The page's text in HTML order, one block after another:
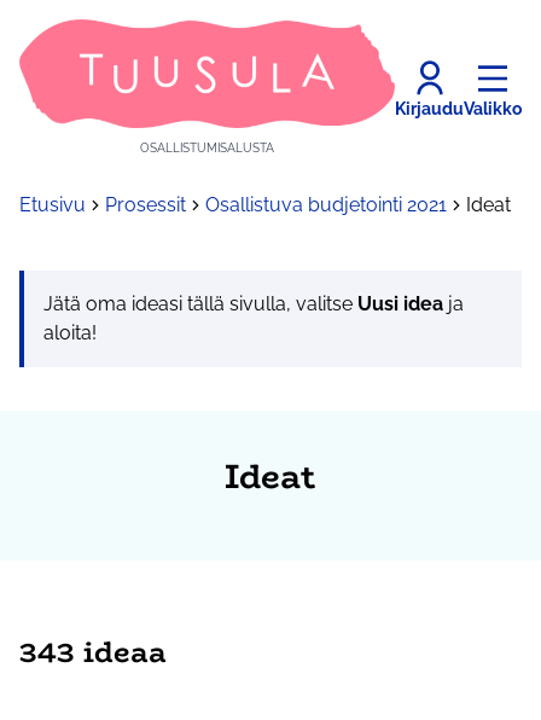
OSALLISTUMISALUSTA
KirjauduValikko
Etusivu Prosessit Osallistuva budjetointi 2021 Ideat
Jätä oma ideasi tällä sivulla, valitse Uusi idea ja
aloita!
Ideat
343 ideaa